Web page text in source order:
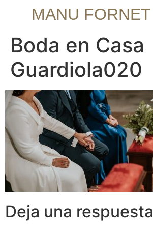
MANU FORNET
Boda en Casa
Guardiola020
Deja una respuesta